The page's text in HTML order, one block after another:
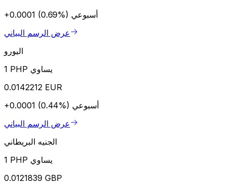
+0.0001 (0.69%) أسبوعي
عرض الرسم البياني
اليورو
1 PHP يساوي
0.0142212 EUR
+0.0001 (0.44%) أسبوعي
عرض الرسم البياني
الجنيه البريطاني
1 PHP يساوي
0.0121839 GBP